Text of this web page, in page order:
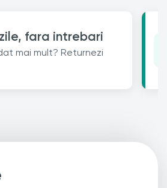
fara intrebari
mai mult? Returnezi